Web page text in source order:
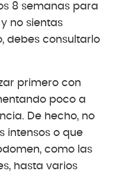
8 semanas para
no sientas
debes consultarlo
primero con
poco a
De hecho, no
intensos o que
como las
hasta varios